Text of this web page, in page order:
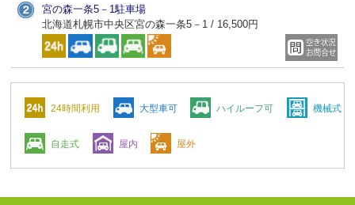
宮の森一条5－1駐車場
北海道札幌市中央区宮の森一条5－1 / 16,500円
24時間利用 大型車可 ハイルーフ可 機械式
自走式 屋内 屋外